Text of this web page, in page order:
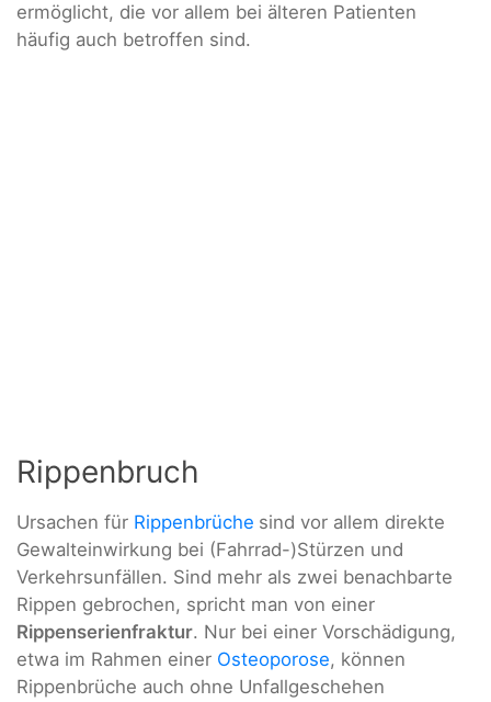
ermöglicht, die vor allem bei älteren Patienten
häufig auch betroffen sind.
Rippenbruch
Ursachen für Rippenbrüche sind vor allem direkte
Gewalteinwirkung bei (Fahrrad-)Stürzen und
Verkehrsunfällen. Sind mehr als zwei benachbarte
Rippen gebrochen, spricht man von einer
Rippenserienfraktur. Nur bei einer Vorschädigung,
etwa im Rahmen einer Osteoporose, können
Rippenbrüche auch ohne Unfallgeschehen